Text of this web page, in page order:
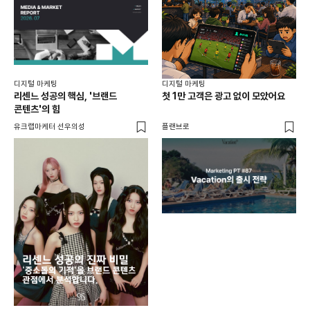
디지털 마케팅
리센느 성공의 핵심, '브랜드
콘텐츠'의 힘
유크랩마케터 선우의성
디지털 마케팅
첫 1만 고객은 광고 없이 모았어요
플랜브로